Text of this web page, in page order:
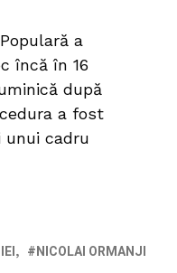
a
încă în 16
după
a fost
unui cadru
NICOLAI ORMANJI